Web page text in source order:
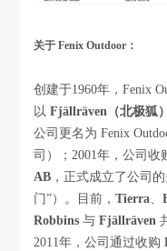
关于 Fenix Outdoor：
创建于1960年，Fenix
以Fjällräven（北极狐）
公司更名为 Fenix
司）；2001年，公司收
AB ，正式成立了公司
门”）。目前，Tierra、
Robbins 与Fjällräven
2011年，公司通过收购